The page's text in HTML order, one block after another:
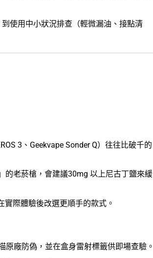
使用中小狀況排查（輕微漏油、接點清
3、Geekvape Sonder Q）往往比破千的
的老菸槍，會建議30mg 以上尼古丁鹽來緩
實際體驗後改選更順手的款式。
原廠防偽，並在盒身雷射標籤供即場查驗。